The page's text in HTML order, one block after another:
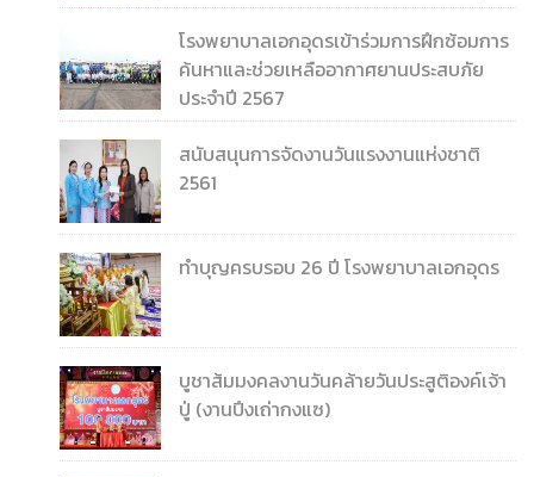
โรงพยาบาลเอกอุดรเข้าร่วมการฝึกซ้อมการ
ค้นหาและช่วยเหลืออากาศยานประสบภัย
ประจำปี 2567
สนับสนุนการจัดงานวันแรงงานแห่งชาติ
2561
ทำบุญครบรอบ 26 ปี โรงพยาบาลเอกอุดร
บูชาส้มมงคลงานวันคล้ายวันประสูติองค์เจ้า
ปู่ (งานปึงเถ่ากงแซ)